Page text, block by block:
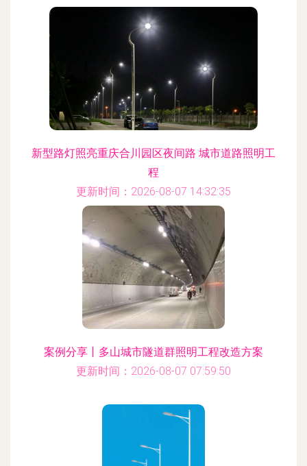
新型路灯照亮重庆合川园区夜间路 城市道路照明工
程
更新时间：2026-08-07 14:32:35
案例分享丨多山城市隧道群照明工程改造方案
更新时间：2026-08-07 07:59:50